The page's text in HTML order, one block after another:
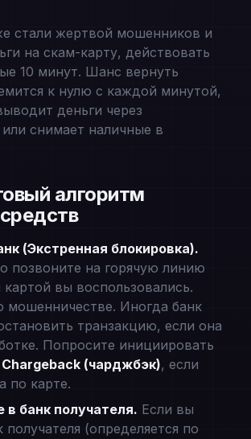
стали жертвой мошенников и
на скам-карту, действовать
10 минут. Шанс вернуть
к нулю с каждой минутой,
деньги через
снимает наличные в
алгоритм
(Экстренная блокировка).
позвоните на горячую линию
картой вы воспользовались.
мошенничестве. Иногда банк
транзакцию, если она
Попросите инициировать
Chargeback (чарджбэк), если
по карте.
банк получателя. Если вы
получателя (определяется по